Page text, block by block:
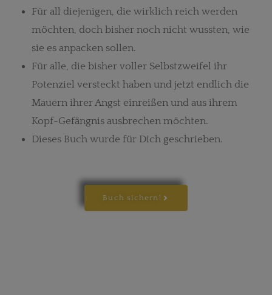
Für all diejenigen, die wirklich reich werden
möchten, doch bisher noch nicht wussten, wie
sie es anpacken sollen.
Für alle, die bisher voller Selbstzweifel ihr
Potenziel versteckt haben und jetzt endlich die
Mauern ihrer Angst einreißen und aus ihrem
Kopf-Gefängnis ausbrechen möchten.
Dieses Buch wurde für Dich geschrieben.
Buch sichern!